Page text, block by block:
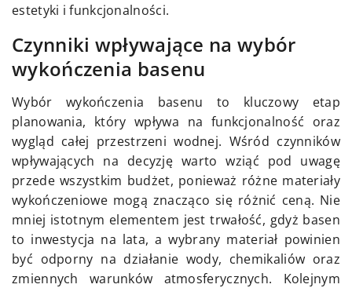
estetyki i funkcjonalności.
Czynniki wpływające na wybór
wykończenia basenu
Wybór wykończenia basenu to kluczowy etap
planowania, który wpływa na funkcjonalność oraz
wygląd całej przestrzeni wodnej. Wśród czynników
wpływających na decyzję warto wziąć pod uwagę
przede wszystkim budżet, ponieważ różne materiały
wykończeniowe mogą znacząco się różnić ceną. Nie
mniej istotnym elementem jest trwałość, gdyż basen
to inwestycja na lata, a wybrany materiał powinien
być odporny na działanie wody, chemikaliów oraz
zmiennych warunków atmosferycznych. Kolejnym